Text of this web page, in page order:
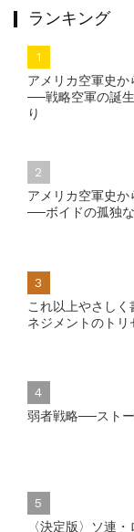
ランキング
アメリカ空軍史か
──戦略空軍の誕
り
アメリカ空軍史か
──ボイドの孤独
これ以上やさし
ネジメントのトリ
弱者戦略──スト
〈決定版〉ソ連